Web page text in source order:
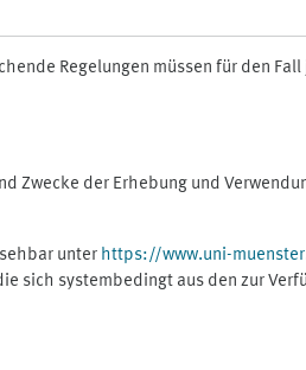
Regelungen müssen für den
Zwecke der Erhebung und
unter https://www.uni-
sich systembedingt aus den zur